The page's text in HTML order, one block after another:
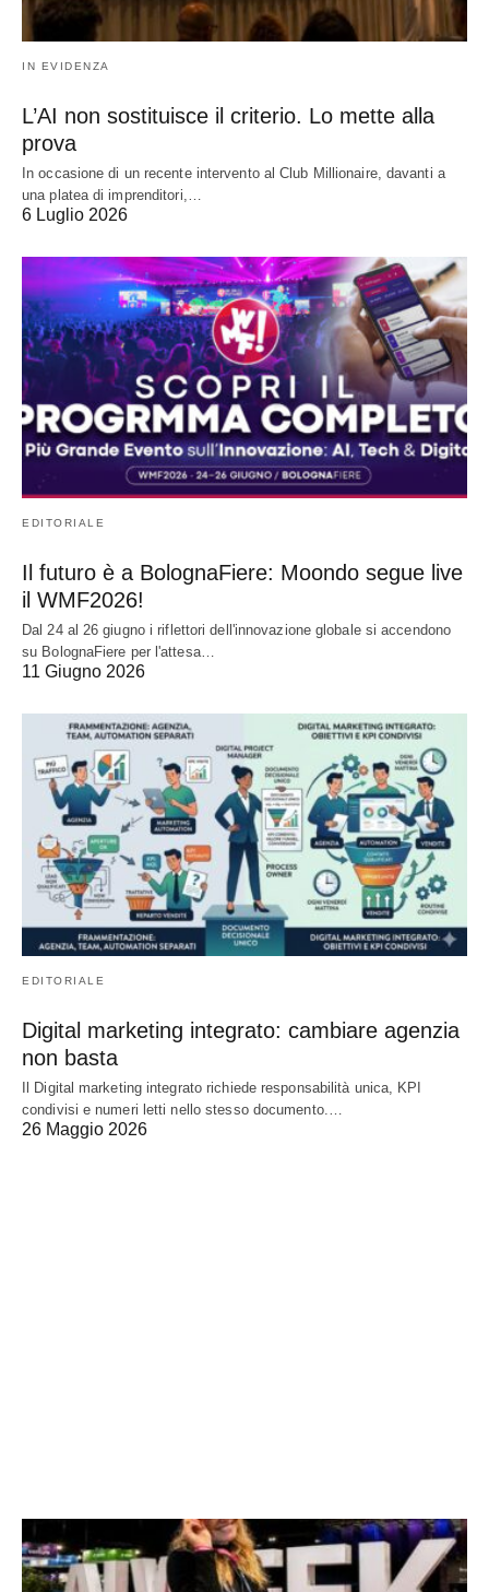
IN EVIDENZA
L’AI non sostituisce il criterio. Lo mette alla
prova
In occasione di un recente intervento al Club Millionaire, davanti a
una platea di imprenditori,…
6 Luglio 2026
EDITORIALE
Il futuro è a BolognaFiere: Moondo segue live
il WMF2026!
Dal 24 al 26 giugno i riflettori dell'innovazione globale si accendono
su BolognaFiere per l'attesa…
11 Giugno 2026
EDITORIALE
Digital marketing integrato: cambiare agenzia
non basta
Il Digital marketing integrato richiede responsabilità unica, KPI
condivisi e numeri letti nello stesso documento.…
26 Maggio 2026